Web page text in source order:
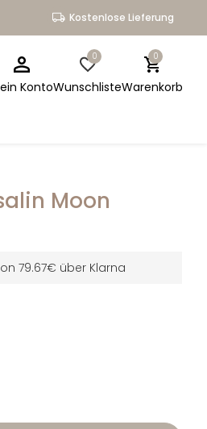
Kostenlose Lieferung
Konto
0
Wunschliste
0
Warenkorb
Moon
79.67€ über Klarna